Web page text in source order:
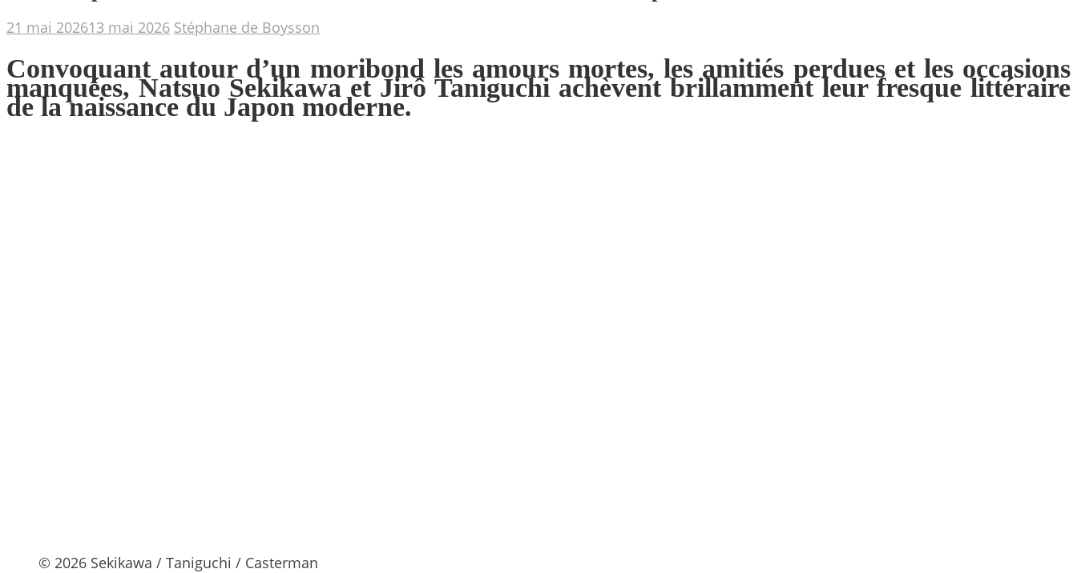
21 mai 202613 mai 2026 Stéphane de Boysson
Convoquant autour d’un moribond les amours mortes, les amitiés perdues et les occasions
manquées, Natsuo Sekikawa et Jirô Taniguchi achèvent brillamment leur fresque littéraire
de la naissance du Japon moderne.
© 2026 Sekikawa / Taniguchi / Casterman